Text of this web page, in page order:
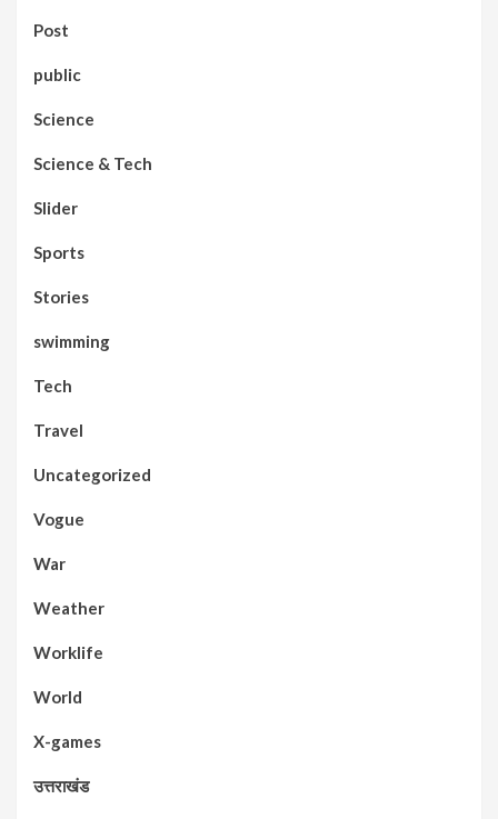
Post
public
Science
Science & Tech
Slider
Sports
Stories
swimming
Tech
Travel
Uncategorized
Vogue
War
Weather
Worklife
World
X-games
उत्तराखंड